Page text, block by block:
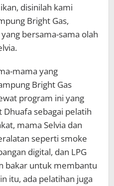
disinilah kami
Bright Gas,
bersama-sama olah
mama yang
Bright Gas
program ini yang
sebagai pelatih
mama Selvia dan
seperti smoke
digital, dan LPG
bakar untuk membantu
itu, ada pelatihan juga